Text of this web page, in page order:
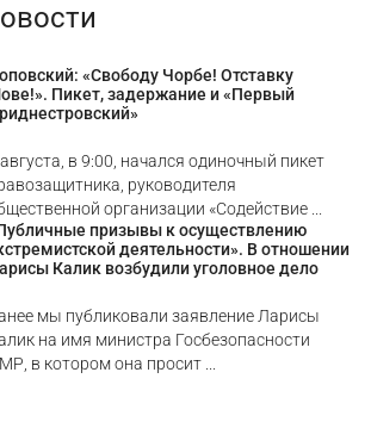
«Свободу Чорбе! Отставку
Пикет, задержание и «Первый
в 9:00, начался одиночный пикет
руководителя
организации «Содействие ...
призывы к осуществлению
деятельности». В отношении
Калик возбудили уголовное дело
мы публиковали заявление Ларисы
на имя министра Госбезопасности
в котором она просит ...